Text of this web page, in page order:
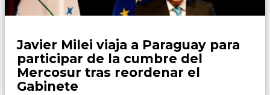
Javier Milei viaja a Paraguay para
participar de la cumbre del
Mercosur tras reordenar el
Gabinete